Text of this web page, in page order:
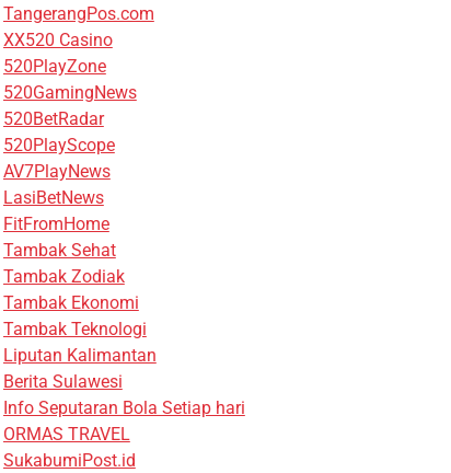
TangerangPos.com
XX520 Casino
520PlayZone
520GamingNews
520BetRadar
520PlayScope
AV7PlayNews
LasiBetNews
FitFromHome
Tambak Sehat
Tambak Zodiak
Tambak Ekonomi
Tambak Teknologi
Liputan Kalimantan
Berita Sulawesi
Info Seputaran Bola Setiap hari
ORMAS TRAVEL
SukabumiPost.id